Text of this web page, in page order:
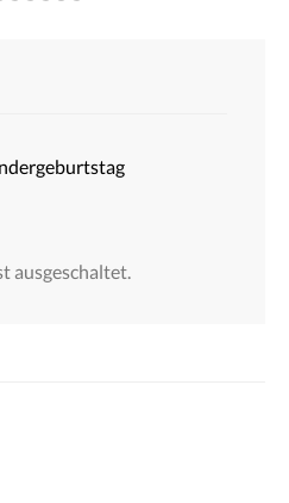
ausgeschaltet.